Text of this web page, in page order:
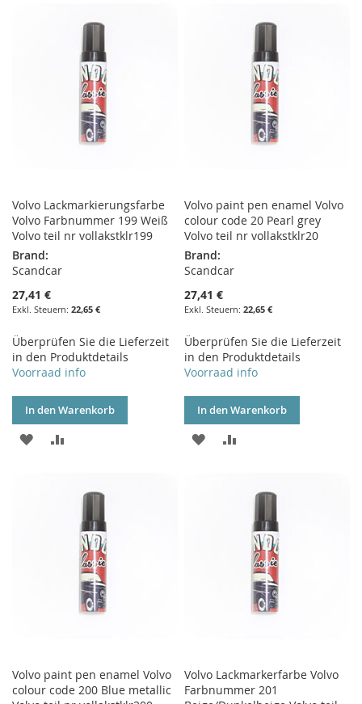
HINZUFÜGENHINZUFÜGEN
HINZUFÜGENHINZUFÜGEN
Volvo Lackmarkierungsfarbe
Volvo Farbnummer 199 Weiß
Volvo teil nr vollakstklr199
Brand:
Scandcar
27,41 €
22,65 €
Überprüfen Sie die Lieferzeit
in den Produktdetails
Voorraad info
In den Warenkorb
ZUR
HINZUFÜGENHINZUFÜGEN
Volvo paint pen enamel Volvo
colour code 20 Pearl grey
Volvo teil nr vollakstklr20
Brand:
Scandcar
27,41 €
22,65 €
Überprüfen Sie die Lieferzeit
in den Produktdetails
Voorraad info
In den Warenkorb
ZUR
HINZUFÜGENHINZUFÜGEN
Volvo paint pen enamel Volvo
colour code 200 Blue metallic
Volvo Lackmarkerfarbe Volvo
Farbnummer 201